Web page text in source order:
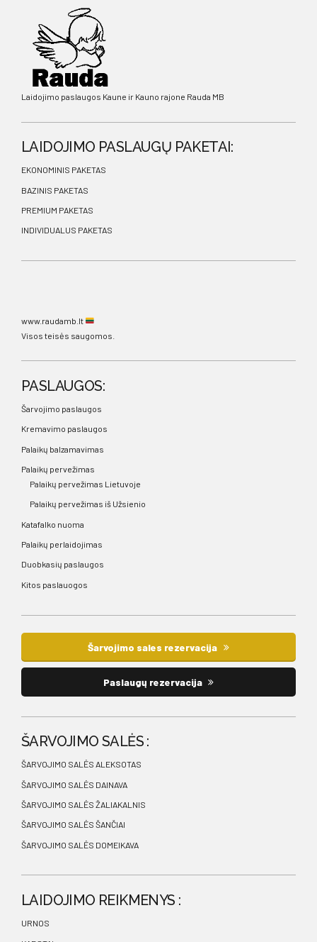
Laidojimo paslaugos Kaune ir Kauno rajone Rauda MB
LAIDOJIMO PASLAUGŲ PAKETAI:
EKONOMINIS PAKETAS
BAZINIS PAKETAS
PREMIUM PAKETAS
INDIVIDUALUS PAKETAS
www.raudamb.lt
Visos teisės saugomos.
PASLAUGOS:
Šarvojimo paslaugos
Kremavimo paslaugos
Palaikų balzamavimas
Palaikų pervežimas
Palaikų pervežimas Lietuvoje
Palaikų pervežimas iš Užsienio
Katafalko nuoma
Palaikų perlaidojimas
Duobkasių paslaugos
Kitos paslauogos
Šarvojimo sales rezervacija
Paslaugų rezervacija
ŠARVOJIMO SALĖS :
ŠARVOJIMO SALĖS ALEKSOTAS
ŠARVOJIMO SALĖS DAINAVA
ŠARVOJIMO SALĖS ŽALIAKALNIS
ŠARVOJIMO SALĖS ŠANČIAI
ŠARVOJIMO SALĖS DOMEIKAVA
LAIDOJIMO REIKMENYS :
URNOS